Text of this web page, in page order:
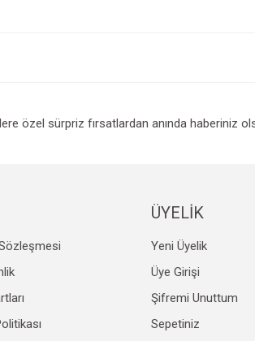
Gönder
özel sürpriz fırsatlardan anında haberiniz
ÜYELİK
Yeni Üyelik
Üye Girişi
Şifremi Unuttum
Sepetiniz